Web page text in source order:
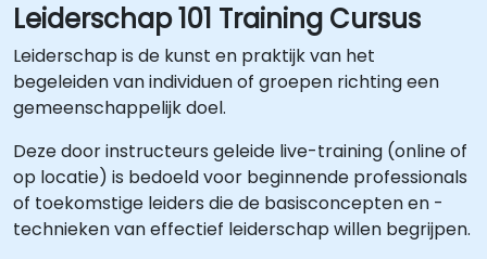
Leiderschap 101 Training Cursus
Leiderschap is de kunst en praktijk van het
begeleiden van individuen of groepen richting een
gemeenschappelijk doel.
Deze door instructeurs geleide live-training (online of
op locatie) is bedoeld voor beginnende professionals
of toekomstige leiders die de basisconcepten en -
technieken van effectief leiderschap willen begrijpen.